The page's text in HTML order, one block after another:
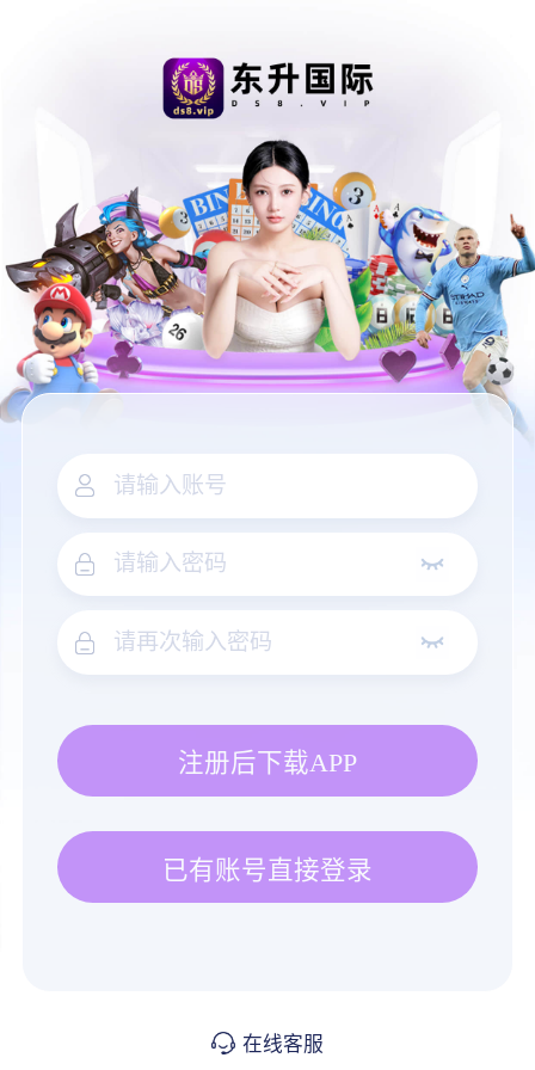
注册后下载APP
已有账号直接登录
在线客服